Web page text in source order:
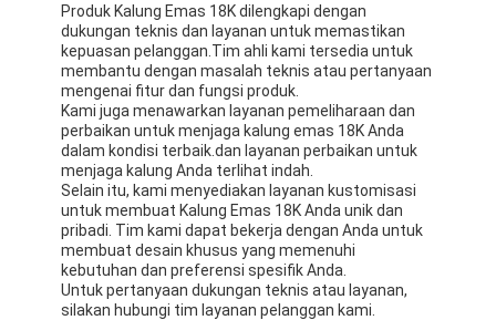
Produk Kalung Emas 18K dilengkapi dengan
dukungan teknis dan layanan untuk memastikan
kepuasan pelanggan.Tim ahli kami tersedia untuk
membantu dengan masalah teknis atau pertanyaan
mengenai fitur dan fungsi produk.
Kami juga menawarkan layanan pemeliharaan dan
perbaikan untuk menjaga kalung emas 18K Anda
dalam kondisi terbaik.dan layanan perbaikan untuk
menjaga kalung Anda terlihat indah.
Selain itu, kami menyediakan layanan kustomisasi
untuk membuat Kalung Emas 18K Anda unik dan
pribadi. Tim kami dapat bekerja dengan Anda untuk
membuat desain khusus yang memenuhi
kebutuhan dan preferensi spesifik Anda.
Untuk pertanyaan dukungan teknis atau layanan,
silakan hubungi tim layanan pelanggan kami.